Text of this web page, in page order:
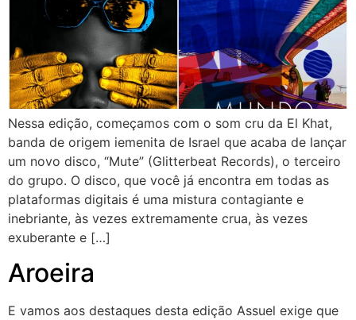
Nessa edição, começamos com o som cru da El Khat,
banda de origem iemenita de Israel que acaba de lançar
um novo disco, “Mute” (Glitterbeat Records), o terceiro
do grupo. O disco, que você já encontra em todas as
plataformas digitais é uma mistura contagiante e
inebriante, às vezes extremamente crua, às vezes
exuberante e […]
Aroeira
E vamos aos destaques desta edição Assuel exige que